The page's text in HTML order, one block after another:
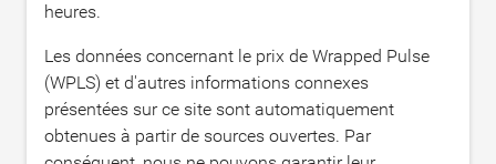
heures.
Les données concernant le prix de Wrapped Pulse
(WPLS) et d'autres informations connexes
présentées sur ce site sont automatiquement
obtenues à partir de sources ouvertes. Par